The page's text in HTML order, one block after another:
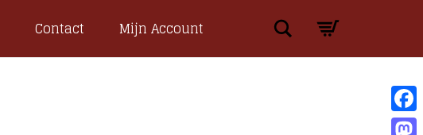
Contact Mijn Account Search